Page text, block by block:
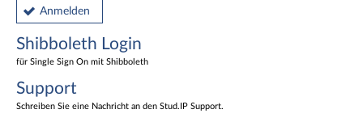
Anmelden
Shibboleth Login
für Single Sign On mit Shibboleth
Support
Schreiben Sie eine Nachricht an den Stud.IP Support.